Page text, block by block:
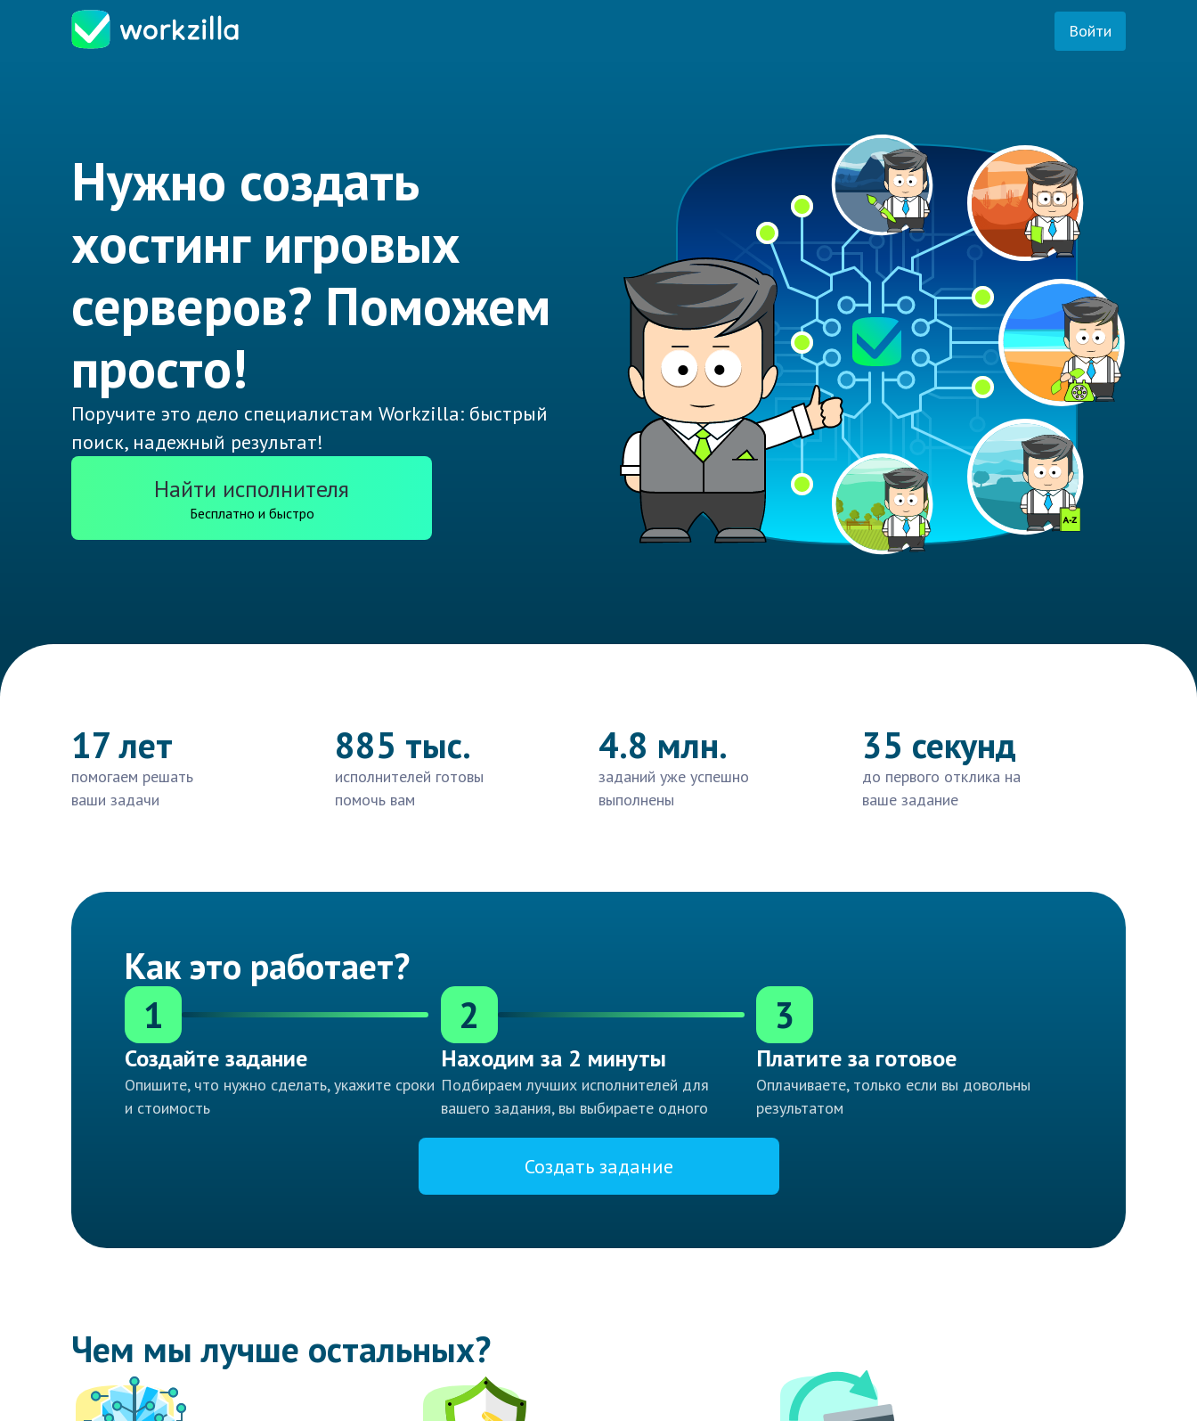
Войти
Нужно создать
хостинг игровых
серверов? Поможем
просто!
Поручите это дело специалистам Workzilla: быстрый
поиск, надежный результат!
Найти исполнителя
Бесплатно и быстро
17 лет
помогаем решать
ваши задачи
885 тыс.
исполнителей готовы
помочь вам
4.8 млн.
заданий уже успешно
выполнены
35 секунд
до первого отклика на
ваше задание
Как это работает?
1
Создайте задание
Опишите, что нужно сделать, укажите сроки
и стоимость
2
Находим за 2 минуты
Подбираем лучших исполнителей для
вашего задания, вы выбираете одного
3
Платите за готовое
Оплачиваете, только если вы довольны
результатом
Создать задание
Чем мы лучше остальных?